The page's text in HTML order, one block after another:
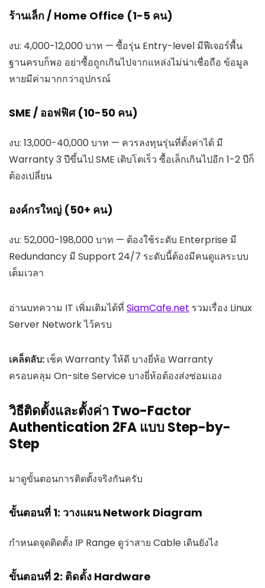
ร้านเล็ก / Home Office (1-5 คน)
งบ: 4,000-12,000 บาท — ซื้อรุ่น Entry-level มีฟีเจอร์พื้น
ฐานครบก็พอ อย่าซื้อถูกเกินไปจากแหล่งไม่น่าเชื่อถือ ข้อมูล
หายมีค่ามากกว่าอุปกรณ์
SME / ออฟฟิศ (10-50 คน)
งบ: 13,000-40,000 บาท — ควรลงทุนรุ่นที่ตั้งค่าได้ มี
Warranty 3 ปีขึ้นไป SME เติบโตเร็ว ซื้อเล็กเกินไปอีก 1-2 ปีก็
ต้องเปลี่ยน
องค์กรใหญ่ (50+ คน)
งบ: 52,000-198,000 บาท — ต้องใช้ระดับ Enterprise มี
Redundancy มี Support 24/7 ระดับนี้ต้องมีคนดูแลระบบ
เต็มเวลา
อ่านบทความ IT เพิ่มเติมได้ที่ SiamCafe.net รวมเรื่อง Linux
Server Network ไว้ครบ
เคล็ดลับ: เช็ค Warranty ให้ดี บางยี่ห้อ Warranty
ครอบคลุม On-site Service บางยี่ห้อต้องส่งซ่อมเอง
วิธีติดตั้งและตั้งค่า Two-Factor
Authentication 2FA แบบ Step-by-
Step
มาดูขั้นตอนการติดตั้งจริงกันครับ
ขั้นตอนที่ 1: วางแผน Network Diagram
กำหนดจุดติดตั้ง IP Range ดูว่าสาย Cable เดินยังไง
ขั้นตอนที่ 2: ติดตั้ง Hardware